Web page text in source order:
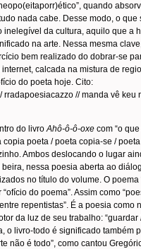
quando
nada cabe. Desse modo, o que
da cultura, aquilo que a
na arte. Nessa mesma
bem realizado do dobrar-se
calcada na mistura de
do poeta hoje. Cito:
// manda vê keu
do livroAhô-ô-ô-oxe com “o
poeta / poeta copia-se /
Ambos deslocando o lugar
nessa poesia aberta ao
no título do volume. O poema
do poema”. Assim como
repentistas”. É a poesia como
da luz de seu trabalho: “guardar
o livro-todo é significado também
não é todo”, como cantou